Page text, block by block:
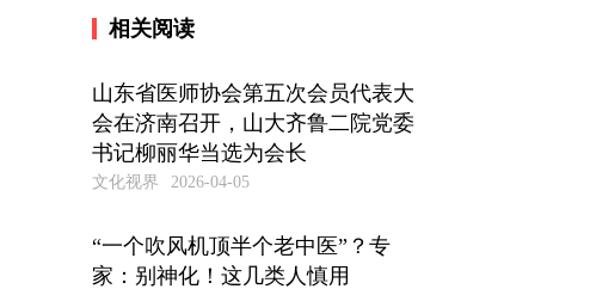
相关阅读
山东省医师协会第五次会员代表大
会在济南召开，山大齐鲁二院党委
书记柳丽华当选为会长
文化视界 2026-04-05
“一个吹风机顶半个老中医”？专
家：别神化！这几类人慎用